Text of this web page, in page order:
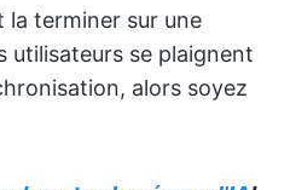
terminer sur une
utilisateurs se plaignent
alors soyez